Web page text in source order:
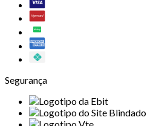
Segurança